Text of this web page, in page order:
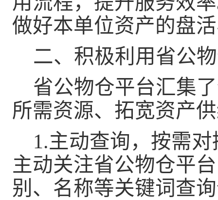
做好本单位资产的盘
二、积极利用省公
省公物仓平台汇集
所需资源、拓宽资产
1.主动查询，按需对
主动关注省公物仓平
别、名称等关键词查